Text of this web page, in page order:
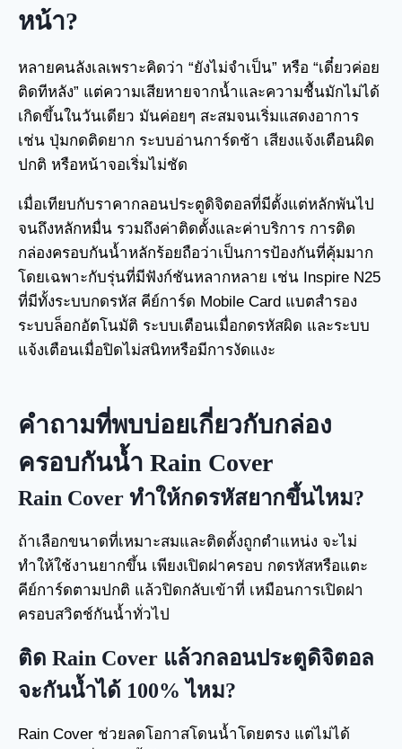
หน้า?
หลายคนลังเลเพราะคิดว่า “ยังไม่จำเป็น” หรือ “เดี๋ยวค่อย
ติดทีหลัง” แต่ความเสียหายจากน้ำและความชื้นมักไม่ได้
เกิดขึ้นในวันเดียว มันค่อยๆ สะสมจนเริ่มแสดงอาการ
เช่น ปุ่มกดติดยาก ระบบอ่านการ์ดช้า เสียงแจ้งเตือนผิด
ปกติ หรือหน้าจอเริ่มไม่ชัด
เมื่อเทียบกับราคากลอนประตูดิจิตอลที่มีตั้งแต่หลักพันไป
จนถึงหลักหมื่น รวมถึงค่าติดตั้งและค่าบริการ การติด
กล่องครอบกันน้ำหลักร้อยถือว่าเป็นการป้องกันที่คุ้มมาก
โดยเฉพาะกับรุ่นที่มีฟังก์ชันหลากหลาย เช่น Inspire N25
ที่มีทั้งระบบกดรหัส คีย์การ์ด Mobile Card แบตสำรอง
ระบบล็อกอัตโนมัติ ระบบเตือนเมื่อกดรหัสผิด และระบบ
แจ้งเตือนเมื่อปิดไม่สนิทหรือมีการงัดแงะ
คำถามที่พบบ่อยเกี่ยวกับกล่อง
ครอบกันน้ำ Rain Cover
Rain Cover ทำให้กดรหัสยากขึ้นไหม?
ถ้าเลือกขนาดที่เหมาะสมและติดตั้งถูกตำแหน่ง จะไม่
ทำให้ใช้งานยากขึ้น เพียงเปิดฝาครอบ กดรหัสหรือแตะ
คีย์การ์ดตามปกติ แล้วปิดกลับเข้าที่ เหมือนการเปิดฝา
ครอบสวิตช์กันน้ำทั่วไป
ติด Rain Cover แล้วกลอนประตูดิจิตอล
จะกันน้ำได้ 100% ไหม?
Rain Cover ช่วยลดโอกาสโดนน้ำโดยตรง แต่ไม่ได้